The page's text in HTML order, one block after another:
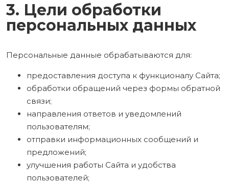
3. Цели обработки
персональных данных
Персональные данные обрабатываются для:
предоставления доступа к функционалу Сайта;
обработки обращений через формы обратной
связи;
направления ответов и уведомлений
пользователям;
отправки информационных сообщений и
предложений;
улучшения работы Сайта и удобства
пользователей;